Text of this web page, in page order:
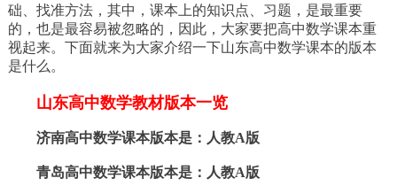
础、找准方法，其中，课本上的知识点、习题，是最重要
的，也是最容易被忽略的，因此，大家要把高中数学课本重
视起来。下面就来为大家介绍一下山东高中数学课本的版本
是什么。
山东高中数学教材版本一览
济南高中数学课本版本是：人教A版
青岛高中数学课本版本是：人教A版